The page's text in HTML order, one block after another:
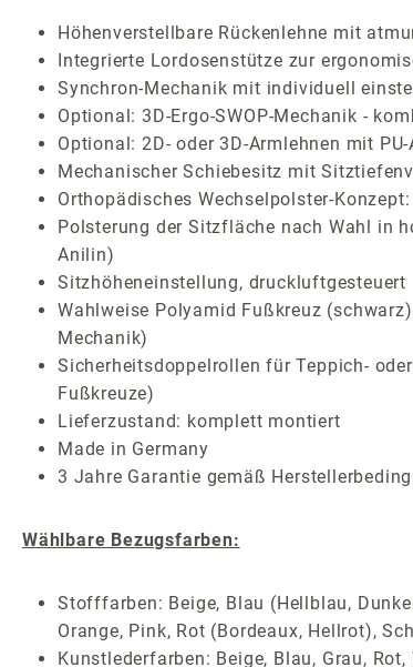
Höhenverstellbare Rückenlehne mit
Integrierte Lordosenstütze zur
Synchron-Mechanik mit individuell
Optional: 3D-Ergo-SWOP-Mechanik -
Optional: 2D- oder 3D-Armlehnen mit
Mechanischer Schiebesitz mit
Orthopädisches Wechselpolster-
Polsterung der Sitzfläche nach Wahl in
Anilin)
Sitzhöheneinstellung, druckluftgesteuert
Wahlweise Polyamid Fußkreuz
Mechanik)
Sicherheitsdoppelrollen für Teppich-
Fußkreuze)
Lieferzustand: komplett montiert
Made in Germany
3 Jahre Garantie gemäß
Wählbare Bezugsfarben:
Stofffarben: Beige, Blau (Hellblau,
Orange, Pink, Rot (Bordeaux, Hellrot),
Kunstlederfarben: Beige, Blau, Grau, Rot,